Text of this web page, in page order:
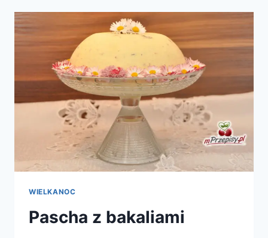
WIELKANOC
Pascha z bakaliami